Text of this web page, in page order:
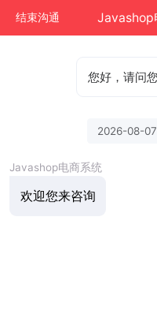
结束沟通
您好，请问
2026-08-
Javashop电商系统
欢迎您来咨询